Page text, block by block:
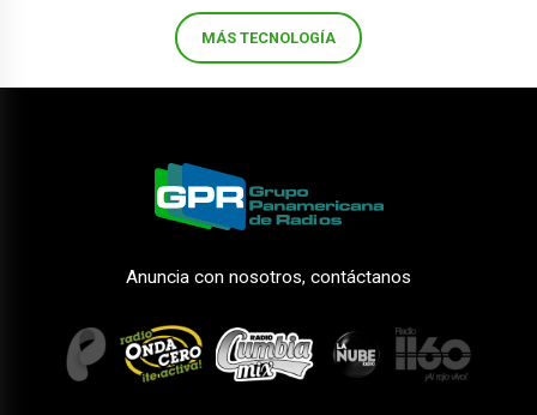
MÁS TECNOLOGÍA
Anuncia con nosotros, contáctanos